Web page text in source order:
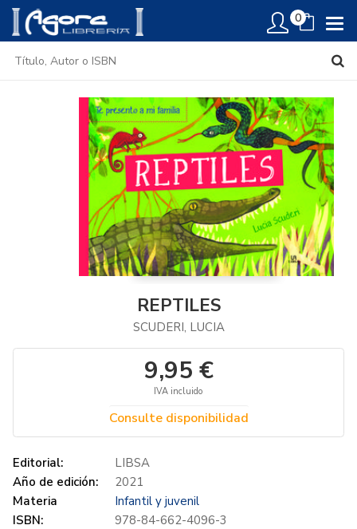
0
REPTILES
SCUDERI, LUCIA
9,95 €
IVA incluido
Consulte disponibilidad
Editorial:
LIBSA
Año de edición:
2021
Materia
Infantil y juvenil
ISBN:
978-84-662-4096-3